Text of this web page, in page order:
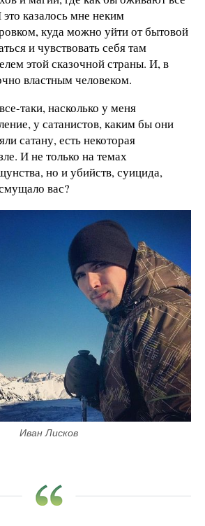
казалось мне неким
куда можно уйти от бытовой
и чувствовать себя там
этой сказочной страны. И, в
властным человеком.
таки, насколько у меня
у сатанистов, каким бы они
сатану, есть некоторая
И не только на темах
но и убийств, суицида,
вас?
Иван Лисков